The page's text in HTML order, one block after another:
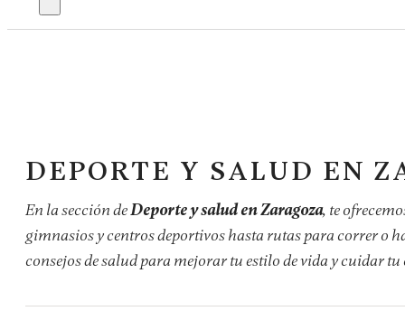
DEPORTE Y SALUD EN
En la sección deDeporte y salud en Zaragoza, te
gimnasios y centros deportivos hasta rutas para correr o
consejos de salud para mejorar tu estilo de vida y cuidar tu